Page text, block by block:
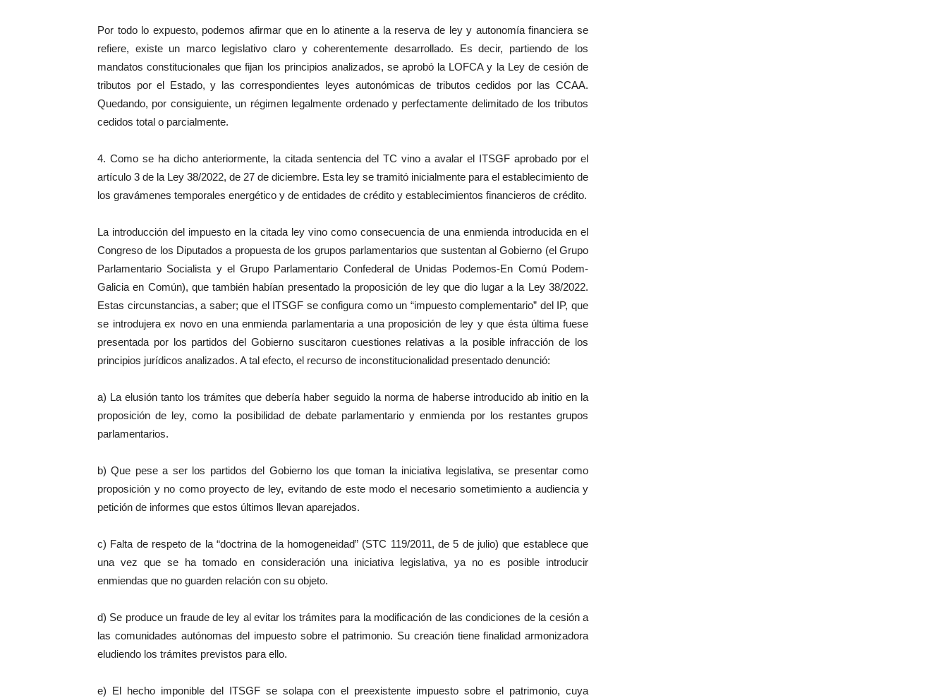
Por todo lo expuesto, podemos afirmar que en lo atinente a la reserva de ley y autonomía financiera se
refiere, existe un marco legislativo claro y coherentemente desarrollado. Es decir, partiendo de los
mandatos constitucionales que fijan los principios analizados, se aprobó la LOFCA y la Ley de cesión de
tributos por el Estado, y las correspondientes leyes autonómicas de tributos cedidos por las CCAA.
Quedando, por consiguiente, un régimen legalmente ordenado y perfectamente delimitado de los tributos
cedidos total o parcialmente.
4. Como se ha dicho anteriormente, la citada sentencia del TC vino a avalar el ITSGF aprobado por el
artículo 3 de la Ley 38/2022, de 27 de diciembre. Esta ley se tramitó inicialmente para el establecimiento de
los gravámenes temporales energético y de entidades de crédito y establecimientos financieros de crédito.
La introducción del impuesto en la citada ley vino como consecuencia de una enmienda introducida en el
Congreso de los Diputados a propuesta de los grupos parlamentarios que sustentan al Gobierno (el Grupo
Parlamentario Socialista y el Grupo Parlamentario Confederal de Unidas Podemos-En Comú Podem-
Galicia en Común), que también habían presentado la proposición de ley que dio lugar a la Ley 38/2022.
Estas circunstancias, a saber; que el ITSGF se configura como un “impuesto complementario” del IP, que
se introdujera ex novo en una enmienda parlamentaria a una proposición de ley y que ésta última fuese
presentada por los partidos del Gobierno suscitaron cuestiones relativas a la posible infracción de los
principios jurídicos analizados. A tal efecto, el recurso de inconstitucionalidad presentado denunció:
a) La elusión tanto los trámites que debería haber seguido la norma de haberse introducido ab initio en la
proposición de ley, como la posibilidad de debate parlamentario y enmienda por los restantes grupos
parlamentarios.
b) Que pese a ser los partidos del Gobierno los que toman la iniciativa legislativa, se presentar como
proposición y no como proyecto de ley, evitando de este modo el necesario sometimiento a audiencia y
petición de informes que estos últimos llevan aparejados.
c) Falta de respeto de la “doctrina de la homogeneidad” (STC 119/2011, de 5 de julio) que establece que
una vez que se ha tomado en consideración una iniciativa legislativa, ya no es posible introducir
enmiendas que no guarden relación con su objeto.
d) Se produce un fraude de ley al evitar los trámites para la modificación de las condiciones de la cesión a
las comunidades autónomas del impuesto sobre el patrimonio. Su creación tiene finalidad armonizadora
eludiendo los trámites previstos para ello.
e) El hecho imponible del ITSGF se solapa con el preexistente impuesto sobre el patrimonio, cuya